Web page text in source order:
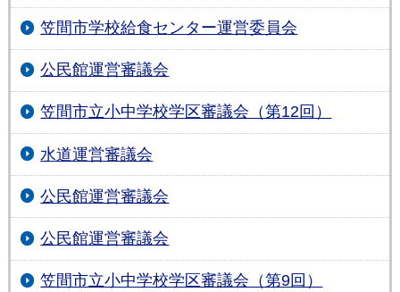
笠間市学校給食センター運営委員会
公民館運営審議会
笠間市立小中学校学区審議会（第12回）
水道運営審議会
公民館運営審議会
公民館運営審議会
笠間市立小中学校学区審議会（第9回）